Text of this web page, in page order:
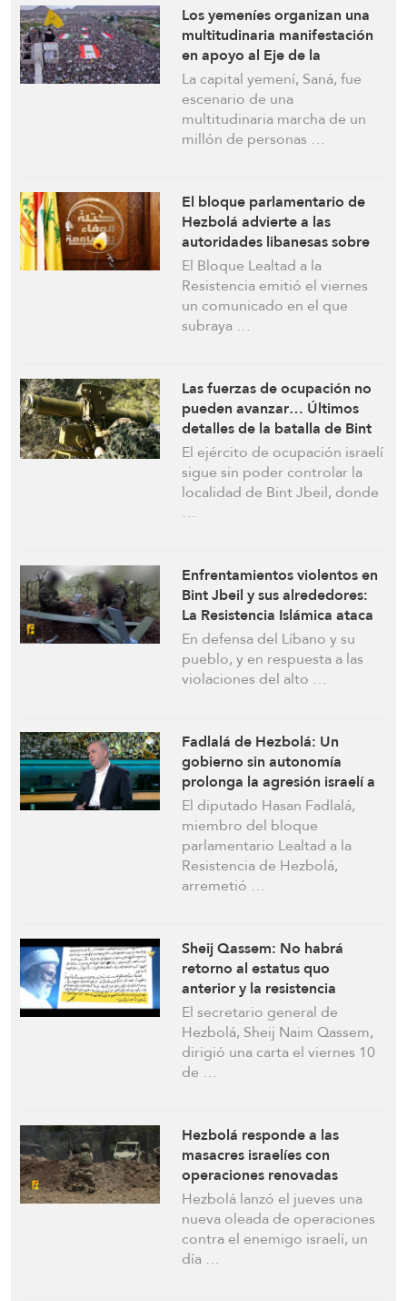
Los yemeníes organizan una
multitudinaria manifestación
en apoyo al Eje de la
Resistencia y celebran la
victoria de Hezbolá
La capital yemení, Saná, fue
escenario de una
multitudinaria marcha de un
millón de personas …
El bloque parlamentario de
Hezbolá advierte a las
autoridades libanesas sobre
los peligros de las
conversaciones directas con el
enemigo israelí
El Bloque Lealtad a la
Resistencia emitió el viernes
un comunicado en el que
subraya …
Las fuerzas de ocupación no
pueden avanzar… Últimos
detalles de la batalla de Bint
Jbeil en el sur del Líbano
El ejército de ocupación israelí
sigue sin poder controlar la
localidad de Bint Jbeil, donde
…
Enfrentamientos violentos en
Bint Jbeil y sus alrededores:
La Resistencia Islámica ataca
concentraciones y vehículos
de ocupación
En defensa del Líbano y su
pueblo, y en respuesta a las
violaciones del alto …
Fadlalá de Hezbolá: Un
gobierno sin autonomía
prolonga la agresión israelí a
costa de vidas civiles
El diputado Hasan Fadlalá,
miembro del bloque
parlamentario Lealtad a la
Resistencia de Hezbolá,
arremetió …
Sheij Qassem: No habrá
retorno al estatus quo
anterior y la resistencia
prevalecerá
El secretario general de
Hezbolá, Sheij Naim Qassem,
dirigió una carta el viernes 10
de …
Hezbolá responde a las
masacres israelíes con
operaciones renovadas
Hezbolá lanzó el jueves una
nueva oleada de operaciones
contra el enemigo israelí, un
día …